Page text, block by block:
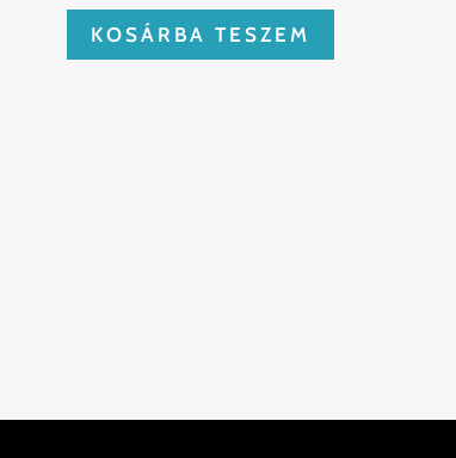
KOSÁRBA TESZEM